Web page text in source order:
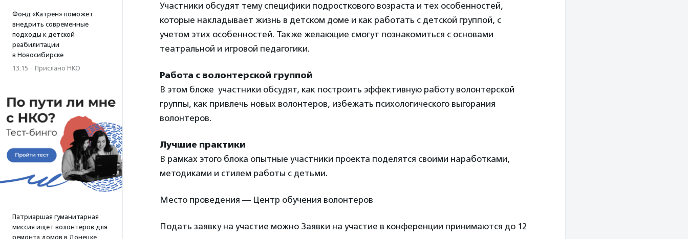
Фонд «Катрен» поможет
внедрить современные
подходы к детской
реабилитации
в Новосибирске
13:15 · Прислано НКО
Патриаршая гуманитарная
миссия ищет волонтеров для
ремонта домов в Донецке
Участники обсудят тему специфики подросткового возраста и тех особенностей,
которые накладывает жизнь в детском доме и как работать с детской группой, с
учетом этих особенностей. Также желающие смогут познакомиться с основами
театральной и игровой педагогики.
Работа с волонтерской группой
В этом блоке участники обсудят, как построить эффективную работу волонтерской
группы, как привлечь новых волонтеров, избежать психологического выгорания
волонтеров.
Лучшие практики
В рамках этого блока опытные участники проекта поделятся своими наработками,
методиками и стилем работы с детьми.
Место проведения — Центр обучения волонтеров
Подать заявку на участие можно Заявки на участие в конференции принимаются до 12